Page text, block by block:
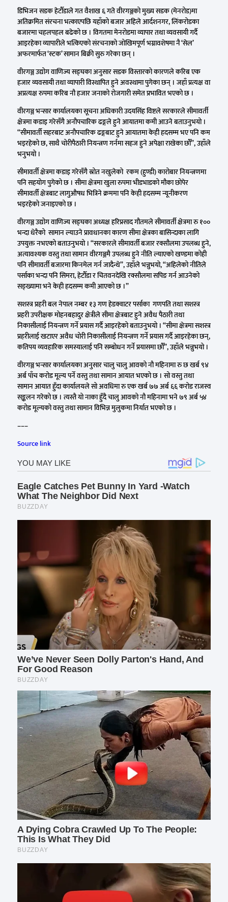
डिभिजन सडक हेटौँडाले गत वैशाख ६ गते वीरगञ्जको मुख्य सडक (मेनरोड)मा
अतिक्रमित संरचना भत्काएपछि यहाँको बजार अहिले आर्दशनगर, लिंकरोडका
बजारमा चहलपहल बढेको छ । विगतमा मेनरोडमा व्यापार तथा व्यवसायी गर्दै
आइरहेका व्यापारीले भत्किएको संरचनाको जोखिमपूर्ण भग्नावशेषमा नै ‘सेल’
अफरमार्फत ‘स्टक’ सामान बिक्री सुरु गरेका छन् ।
वीरगञ्ज उद्योग वाणिज्य सङ्घका अनुसार सडक विस्तारको कारणले करिब एक
हजार व्यवसायी तथा व्यापारी विस्थापित हुने अवस्थामा पुगेका छन् । जहाँ प्रत्यक्ष वा
अप्रत्यक्ष रुपमा करिब नौ हजार जनाको रोजगारी समेत प्रभावित भएको छ ।
वीरगञ्ज भन्सार कार्यालयका सूचना अधिकारी उदयसिंह विष्टले सरकारले सीमावर्ती
क्षेत्रमा कडाइ गरेसँगै अनौपचारिक ढङ्गले हुने आयातमा कमी आउने बताउनुभयो ।
“सीमावर्ती सहरबाट अनौपचारिक ढङ्गबाट हुने आयातमा केही हदसम्म भए पनि कम
भइरहेको छ, साथै चोरीपैठारी नियन्त्रण गर्नमा सहज हुने अपेक्षा राखेका छौँ”, उहाँले
भनुभयो ।
सीमावर्ती क्षेत्रमा कडाइ गरेसँगै स्रोत नखुलेको रकम (हुण्डी) कारोबार नियन्त्रणमा
पनि सहयोग पुगेको छ । सीमा क्षेत्रमा खुला रुपमा भीडभाडको मौका छोपेर
सीमावर्ती क्षेत्रबाट लागुऔषध भित्रिने क्रममा पनि केही हदसम्म न्यूनीकरण
भइरहेको जनाइएको छ ।
वीरगञ्ज उद्योग वाणिज्य सङ्घका अध्यक्ष हरिप्रसाद गौतमले सीमावर्ती क्षेत्रमा रु १००
भन्दा धेरैको सामान ल्याउने प्रावधानका कारण सीमा क्षेत्रका बासिन्दाका लागि
उपयुक्त नभएको बताउनुभयो । “सरकारले सीमावर्ती बजार रक्सौलमा उपलब्ध हुने,
अत्यावश्यक वस्तु तथा सामान वीरगञ्जमै उपलब्ध हुने नीति ल्याएको खण्डमा कोही
पनि सीमावर्ती बजारमा किनमेल गर्न जादैन्थे”, उहाँले भन्नुभयो, “अहिलेको नीतिले
पर्साका भन्दा पनि सिमरा, हेटौँडा र चितवनदेखि रक्सौलमा सपिङ गर्न आउनेको
सङ्ख्यामा भने केही हदसम्म कमी आएको छ ।”
सशस्त्र प्रहरी बल नेपाल नम्बर १३ गण हेडक्वाटर पर्साका गणपति तथा सशस्त्र
प्रहरी उपरीक्षक मोहनबहादुर क्षेत्रीले सीमा क्षेत्रबाट हुने अवैध पैठारी तथा
निकासीलाई नियन्त्रण गर्ने प्रयास गर्दै आइरहेको बताउनुभयो । “सीमा क्षेत्रमा सशस्त्र
प्रहरीलाई खटाएर अवैध चोरी निकासीलाई नियन्त्रण गर्ने प्रयास गर्दै आइरहेका छन्,
कतिपय व्यवहारिक समस्यालाई पनि सम्बोधन गर्ने प्रयासमा छौँ”, उहाँले भन्नुभयो ।
वीरगञ्ज भन्सार कार्यालयका अनुसार चालु चालु आवको नौ महिनामा रु छ खर्ब ९४
अर्ब पाँच करोड मूल्य पर्ने वस्तु तथा सामान आयात भएको छ । सो वस्तु तथा
सामान आयात हुँदा कार्यालयले सो अवधिमा रु एक खर्ब ७७ अर्ब ६६ करोड राजस्व
सङ्कलन गरेको छ । त्यस्तै यो नाका हुँदै चालु आवको नौ महिनामा भने ७९ अर्ब ५४
करोड मूल्यको वस्तु तथा सामान विभिन्न मुलुकमा निर्यात भएको छ ।
–––
Source link